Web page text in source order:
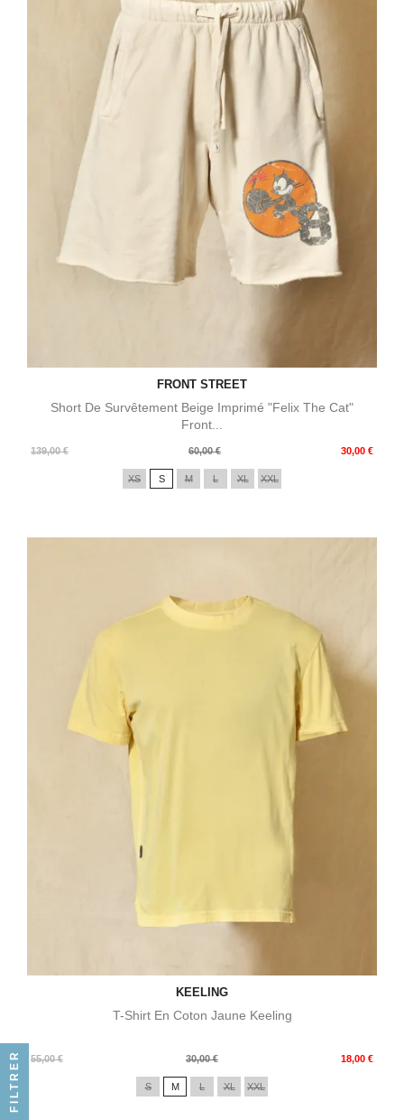
FRONT STREET
Short De Survêtement Beige Imprimé "Felix The Cat"
Front...
139,00 €
Prix
60,00 € 30,00 €
Prix
XS S M L XL XXL
KEELING
T-Shirt En Coton Jaune Keeling
55,00 €
Prix
30,00 € 18,00 €
Prix
S M L XL XXL
FILTRER